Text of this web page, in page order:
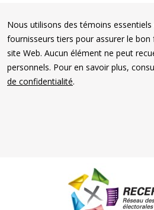
Nous utilisons des témoins
fournisseurs tiers pour assurer le
site Web. Aucun élément ne peut
personnels. Pour en savoir plus,
de confidentialité.